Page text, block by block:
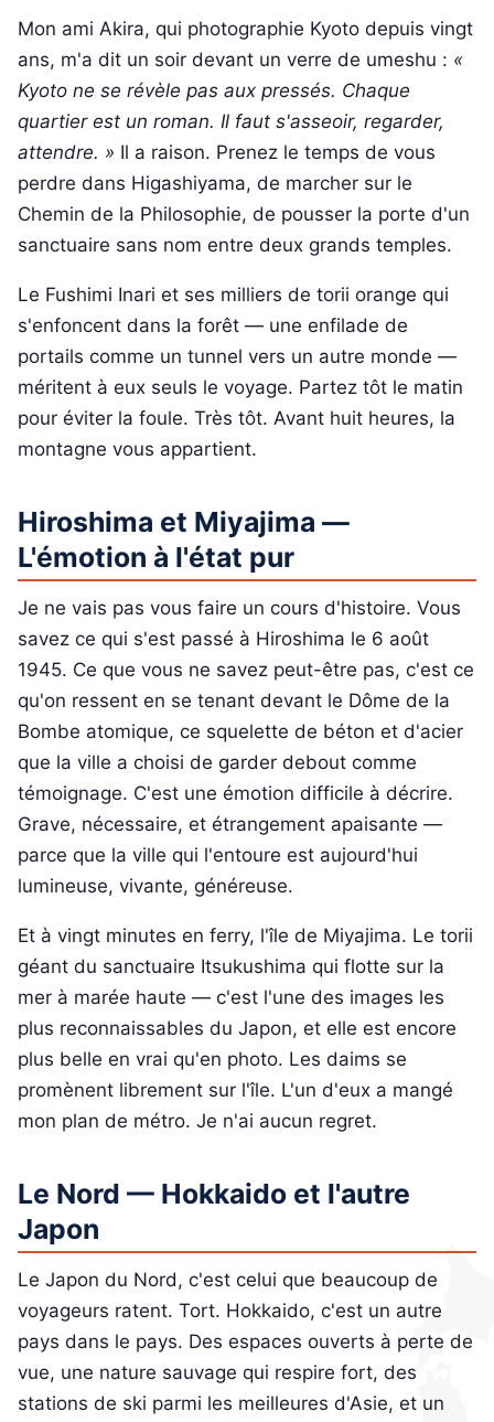
Mon ami Akira, qui photographie Kyoto depuis vingt
ans, m'a dit un soir devant un verre de umeshu : «
Kyoto ne se révèle pas aux pressés. Chaque
quartier est un roman. Il faut s'asseoir, regarder,
attendre. » Il a raison. Prenez le temps de vous
perdre dans Higashiyama, de marcher sur le
Chemin de la Philosophie, de pousser la porte d'un
sanctuaire sans nom entre deux grands temples.
Le Fushimi Inari et ses milliers de torii orange qui
s'enfoncent dans la forêt — une enfilade de
portails comme un tunnel vers un autre monde —
méritent à eux seuls le voyage. Partez tôt le matin
pour éviter la foule. Très tôt. Avant huit heures, la
montagne vous appartient.
Hiroshima et Miyajima —
L'émotion à l'état pur
Je ne vais pas vous faire un cours d'histoire. Vous
savez ce qui s'est passé à Hiroshima le 6 août
1945. Ce que vous ne savez peut-être pas, c'est ce
qu'on ressent en se tenant devant le Dôme de la
Bombe atomique, ce squelette de béton et d'acier
que la ville a choisi de garder debout comme
témoignage. C'est une émotion difficile à décrire.
Grave, nécessaire, et étrangement apaisante —
parce que la ville qui l'entoure est aujourd'hui
lumineuse, vivante, généreuse.
Et à vingt minutes en ferry, l'île de Miyajima. Le torii
géant du sanctuaire Itsukushima qui flotte sur la
mer à marée haute — c'est l'une des images les
plus reconnaissables du Japon, et elle est encore
plus belle en vrai qu'en photo. Les daims se
promènent librement sur l'île. L'un d'eux a mangé
mon plan de métro. Je n'ai aucun regret.
Le Nord — Hokkaido et l'autre
Japon
Le Japon du Nord, c'est celui que beaucoup de
voyageurs ratent. Tort. Hokkaido, c'est un autre
pays dans le pays. Des espaces ouverts à perte de
vue, une nature sauvage qui respire fort, des
stations de ski parmi les meilleures d'Asie, et un